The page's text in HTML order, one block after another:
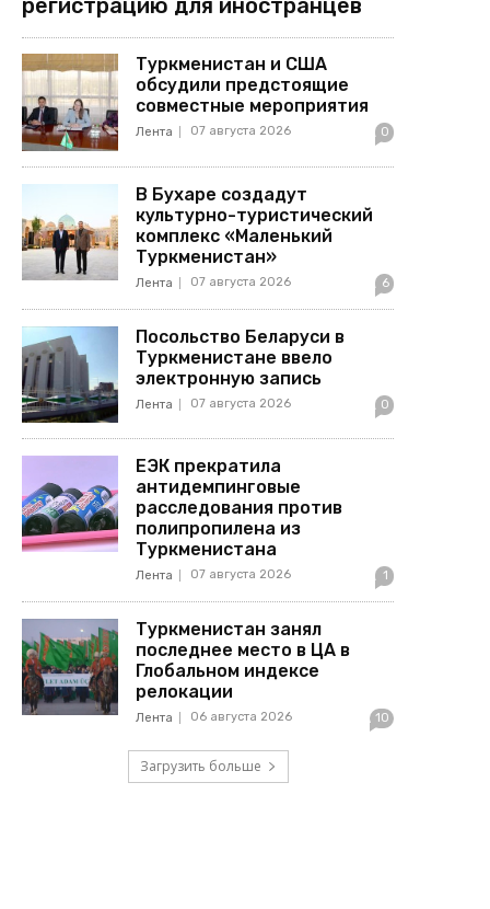
регистрацию для иностранцев
Туркменистан и США
обсудили предстоящие
совместные мероприятия
Лента 07 августа 2026 0
В Бухаре создадут
культурно-туристический
комплекс «Маленький
Туркменистан»
Лента 07 августа 2026 6
Посольство Беларуси в
Туркменистане ввело
электронную запись
Лента 07 августа 2026 0
ЕЭК прекратила
антидемпинговые
расследования против
полипропилена из
Туркменистана
Лента 07 августа 2026 1
Туркменистан занял
последнее место в ЦА в
Глобальном индексе
релокации
Лента 06 августа 2026 10
Загрузить больше